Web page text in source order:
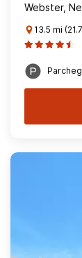
Webster,
13.5 mi